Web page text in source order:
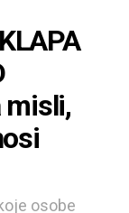
misli,
osobe